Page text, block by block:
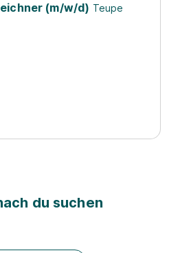
(m/w/d) Teupe
du suchen